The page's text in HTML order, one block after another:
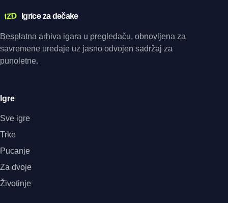
IZD Igrice za dečake
Besplatna arhiva igara u pregledaču, obnovljena za
savremene uređaje uz jasno odvojen sadržaj za
punoletne.
Igre
Sve igre
Trke
Pucanje
Za dvoje
Životinje